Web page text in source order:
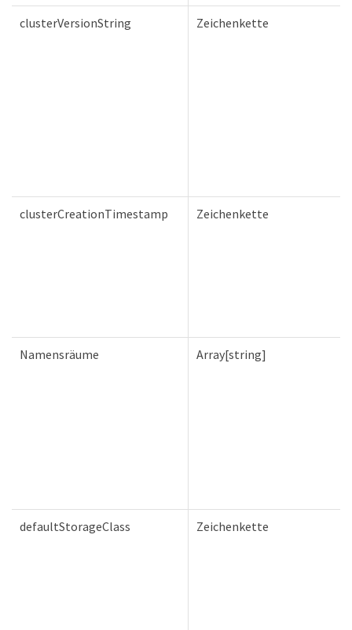
clusterVersionString Zeichenkette
clusterCreationTimestamp Zeichenkette
Namensräume Array[string]
defaultStorageClass Zeichenkette